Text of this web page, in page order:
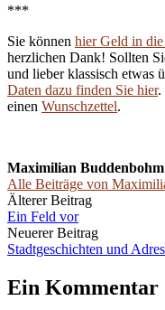
***
Sie können hier Geld in
herzlichen Dank! Sollten
und lieber klassisch etwas
Daten dazu finden Sie hier.
einen Wunschzettel.
Maximilian Buddenbohm
Alle Beiträge von
Beitrags-
Navigation
Älterer Beitrag
Ein Feld vor
Neuerer Beitrag
Stadtgeschichten und
Ein Kommentar